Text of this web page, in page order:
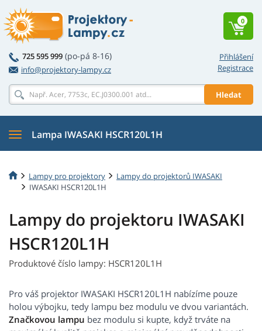
Přihlášení
Registrace
725 595 999 (po-pá 8-16)
info@projektory-lampy.cz
Hledat
0
Lampa IWASAKI HSCR120L1H
Lampy pro projektory
Lampy do projektorů IWASAKI
IWASAKI HSCR120L1H
Lampy do projektoru IWASAKI
HSCR120L1H
Produktové číslo lampy: HSCR120L1H
Pro váš projektor IWASAKI HSCR120L1H nabízíme pouze
holou výbojku, tedy lampu bez modulu ve dvou variantách.
Značkovou lampu bez modulu si kupte, když trváte na